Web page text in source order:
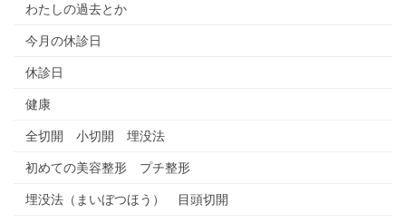
わたしの過去とか
今月の休診日
休診日
健康
全切開 小切開 埋没法
初めての美容整形 プチ整形
埋没法（まいぼつほう） 目頭切開